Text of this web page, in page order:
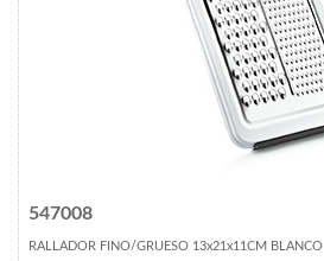
547008
RALLADOR FINO/GRUESO 13x21x11CM BLANCO